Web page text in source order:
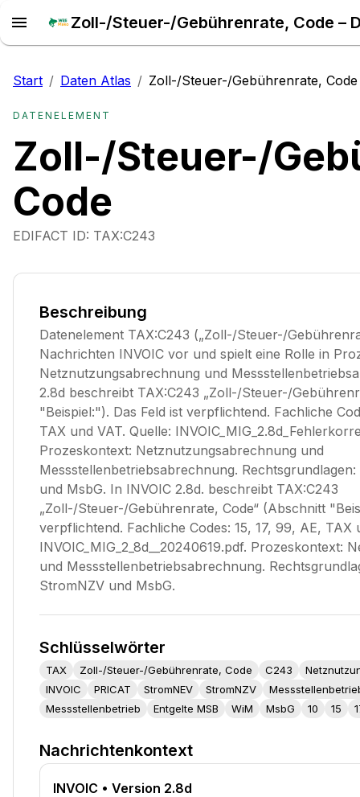
Zoll-/Steuer-/Gebührenrate, Code –
Start / Daten Atlas / Zoll-/Steuer-/Gebührenrate, Code
DATENELEMENT
Zoll-/Steuer-/
Code
EDIFACT ID: TAX:C243
Beschreibung
Datenelement TAX:C243 („Zoll-/Steuer-/
Nachrichten INVOIC vor und spielt eine Rolle in
Netznutzungsabrechnung und
2.8d beschreibt TAX:C243 „Zoll-/Steuer-/
"Beispiel:"). Das Feld ist verpflichtend. Fachliche
TAX und VAT. Quelle:
Prozeskontext: Netznutzungsabrechnung und
Messstellenbetriebsabrechnung.
und MsbG. In INVOIC 2.8d. beschreibt TAX:C243
„Zoll-/Steuer-/Gebührenrate, Code“ (Abschnitt
verpflichtend. Fachliche Codes: 15, 17, 99, AE, TAX
INVOIC_MIG_2_8d__20240619.pdf. Prozeskontext:
und Messstellenbetriebsabrechnung.
StromNZV und MsbG.
Schlüsselwörter
TAX Zoll-/Steuer-/Gebührenrate, Code C243
INVOIC
PRICAT StromNEV StromNZV
Messstellenbetrieb
Entgelte MSB WiM MsbG 10 15
Nachrichtenkontext
INVOIC • Version 2.8d